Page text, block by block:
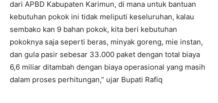
dari APBD Kabupaten Karimun, di mana untuk bantuan
kebutuhan pokok ini tidak meliputi keseluruhan, kalau
sembako kan 9 bahan pokok, kita beri kebutuhan
pokoknya saja seperti beras, minyak goreng, mie instan,
dan gula pasir sebesar 33.000 paket dengan total biaya
6,6 miliar ditambah dengan biaya operasional yang masih
dalam proses perhitungan,” ujar Bupati Rafiq